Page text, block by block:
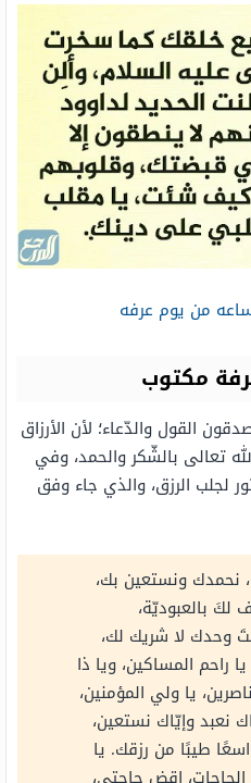
من يوم عرفه
مكتوب
القول والدّعاء؛ لأن الأرزاق
تعالى بالشّكر والحمد، وفي
لجلب الرزق، والذي جاء وفق
نحمدك ونستعين بك،
لكَ بالعبوديّة،
وحدك لا شريك لك،
راحم المساكين، ويا ذا
يا ولي المؤمنين،
نعبد وإيّاك نستعين،
طيبًا من رزقك. يا